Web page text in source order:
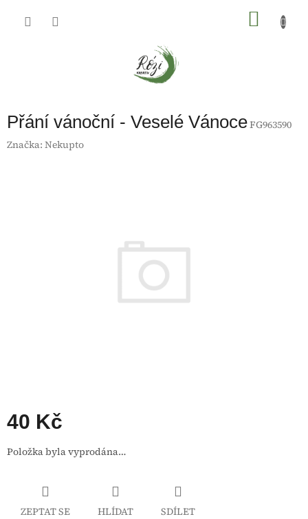
Přání vánoční - Veselé VánoceFG963590
Značka: Nekupto
40 Kč
Měrná
cena:
Položka byla vyprodána…
ZEPTAT SE HLÍDAT SDÍLET